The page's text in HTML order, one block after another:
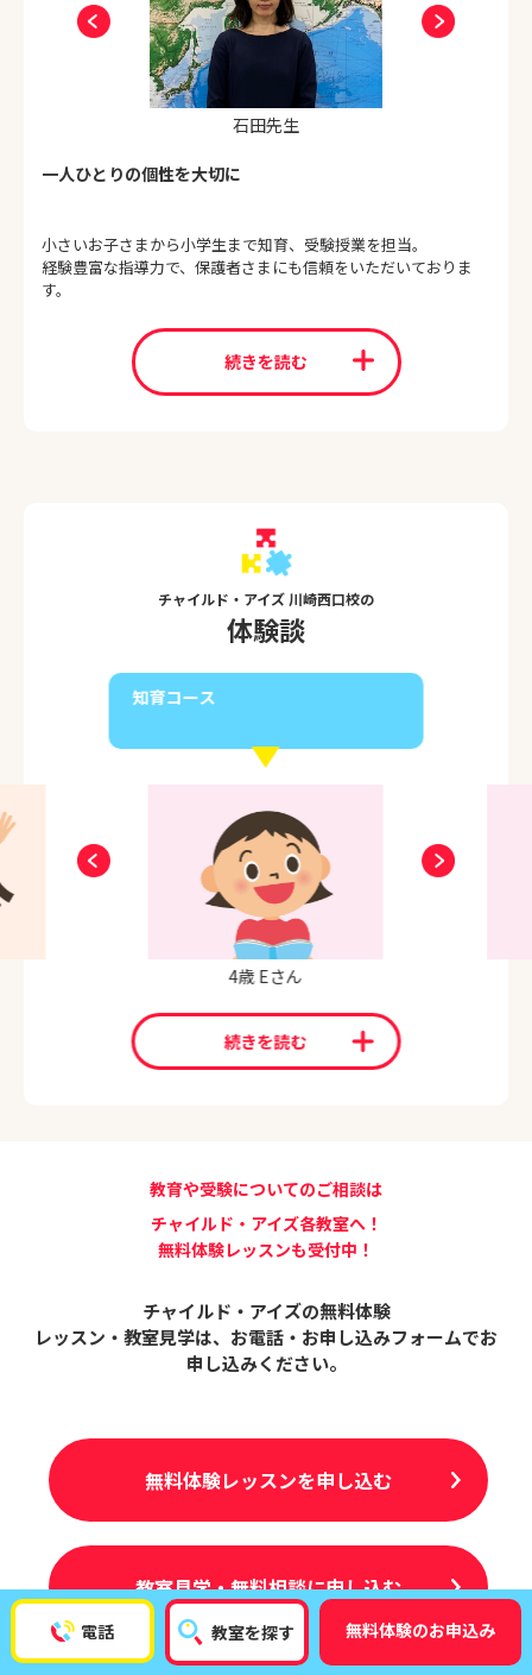
電話 教室を探す 無料体験のお申込み
一度教室へ遊びに来て下さい。
石田先生
一人ひとりの個性を大切に
小さいお子さまから小学生まで知育、受験授業を担当。
経験豊富な指導力で、保護者さまにも信頼をいただいておりま
す。
続きを読む
チャイルド・アイズ 川崎西口校の
体験談
知育コース
4歳 Eさん
続きを読む
教育や受験についてのご相談は
チャイルド・アイズ各教室へ！
無料体験レッスンも受付中！
チャイルド・アイズの無料体験
レッスン・教室見学は、 お電話・お申し込みフォームでお
申し込みください。
無料体験レッスンを申し込む
教室見学・無料相談に申し込む